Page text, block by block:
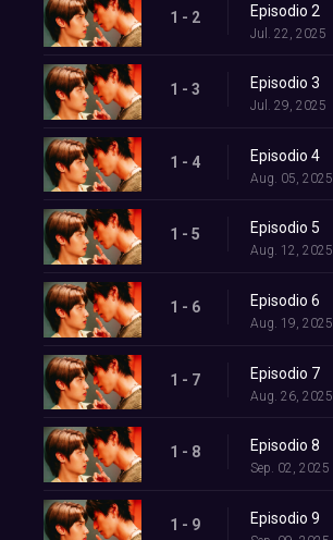
1 - 2 Episodio 2
Jul. 22, 2025
1 - 3 Episodio 3
Jul. 29, 2025
1 - 4 Episodio 4
Aug. 05, 2025
1 - 5 Episodio 5
Aug. 12, 2025
1 - 6 Episodio 6
Aug. 19, 2025
1 - 7 Episodio 7
Aug. 26, 2025
1 - 8 Episodio 8
Sep. 02, 2025
1 - 9 Episodio 9